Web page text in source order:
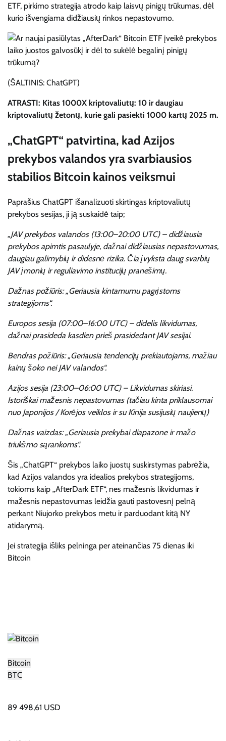
ETF, pirkimo strategija atrodo kaip laisvų pinigų trūkumas, dėl
kurio išvengiama didžiausių rinkos nepastovumo.
(ŠALTINIS: ChatGPT)
ATRASTI: Kitas 1000X kriptovaliutų: 10 ir daugiau
kriptovaliutų žetonų, kurie gali pasiekti 1000 kartų 2025 m.
„ChatGPT“ patvirtina, kad Azijos
prekybos valandos yra svarbiausios
stabilios Bitcoin kainos veiksmui
Paprašius ChatGPT išanalizuoti skirtingas kriptovaliutų
prekybos sesijas, ji ją suskaidė taip;
„JAV prekybos valandos (13:00–20:00 UTC) – didžiausia
prekybos apimtis pasaulyje, dažnai didžiausias nepastovumas,
daugiau galimybių ir didesnė rizika. Čia įvyksta daug svarbių
JAV įmonių ir reguliavimo institucijų pranešimų.
Dažnas požiūris: „Geriausia kintamumu pagrįstoms
strategijoms“.
Europos sesija (07:00–16:00 UTC) – didelis likvidumas,
dažnai prasideda kasdien prieš prasidedant JAV sesijai.
Bendras požiūris: „Geriausia tendencijų prekiautojams, mažiau
kainų šoko nei JAV valandos“.
Azijos sesija (23:00–06:00 UTC) – Likvidumas skiriasi.
Istoriškai mažesnis nepastovumas (tačiau kinta priklausomai
nuo Japonijos / Korėjos veiklos ir su Kinija susijusių naujienų)
Dažnas vaizdas: „Geriausia prekybai diapazone ir mažo
triukšmo sąrankoms“.
Šis „ChatGPT“ prekybos laiko juostų suskirstymas pabrėžia,
kad Azijos valandos yra idealios prekybos strategijoms,
tokioms kaip „AfterDark ETF“, nes mažesnis likvidumas ir
mažesnis nepastovumas leidžia gauti pastovesnį pelną
perkant Niujorko prekybos metu ir parduodant kitą NY
atidarymą.
Jei strategija išliks pelninga per ateinančias 75 dienas iki
Bitcoin
Bitcoin
BTC
89 498,61 USD